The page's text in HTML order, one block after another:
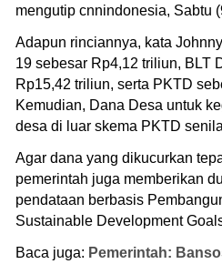
mengutip cnnindonesia, Sabtu
Adapun rinciannya, kata
19 sebesar Rp4,12 triliun, BLT
Rp15,42 triliun, serta PKTD
Kemudian, Dana Desa untuk
desa di luar skema PKTD
Agar dana yang dikucurkan
pemerintah juga memberikan
pendataan berbasis
Sustainable Development
Baca juga: Pemerintah: